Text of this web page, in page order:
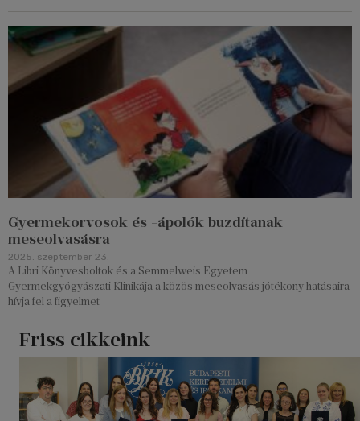
Gyermekorvosok és -ápolók buzdítanak
meseolvasásra
2025. szeptember 23.
A Libri Könyvesboltok és a Semmelweis Egyetem
Gyermekgyógyászati Klinikája a közös meseolvasás jótékony hatásaira
hívja fel a figyelmet
Friss cikkeink